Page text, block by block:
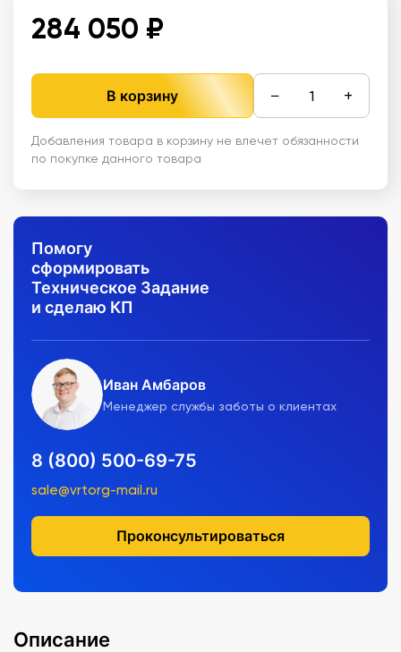
284 050 ₽
В корзину − +
Добавления товара в корзину не влечет обязанности
по покупке данного товара
Помогу
сформировать
Техническое Задание
и сделаю КП
Иван Амбаров
Менеджер службы заботы о клиентах
8 (800) 500-69-75
sale@vrtorg-mail.ru
Проконсультироваться
Описание